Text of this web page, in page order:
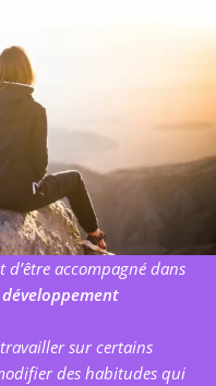
accompagné dans
travailler sur certains
des habitudes qui